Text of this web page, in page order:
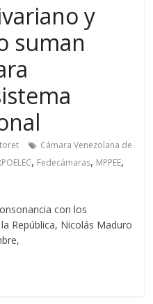
y
suman
Cámara Venezolana de
, Fedecámaras, MPPEE,
con los
República, Nicolás Maduro